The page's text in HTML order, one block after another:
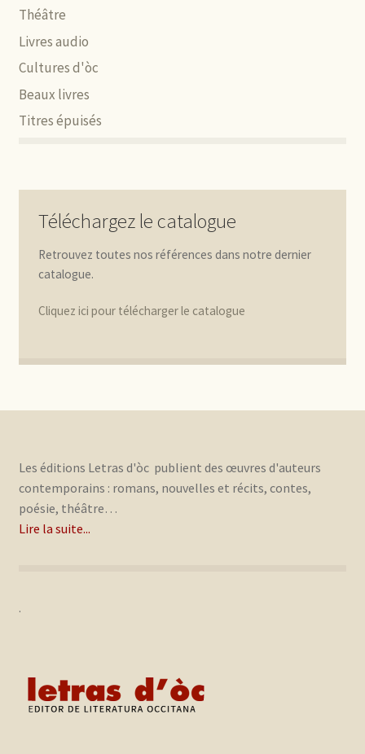
Théâtre
Livres audio
Cultures d'òc
Beaux livres
Titres épuisés
Téléchargez le catalogue
Retrouvez toutes nos références dans notre dernier
catalogue.
Cliquez ici pour télécharger le catalogue
Les éditions Letras d'òc publient des œuvres d'auteurs
contemporains : romans, nouvelles et récits, contes,
poésie, théâtre…
Lire la suite...
.